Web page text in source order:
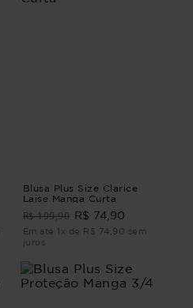
Blusa Plus Size Clarice
Laise Manga Curta
R$ 199,90 R$ 74,90
Em até 1x de R$ 74,90 sem
juros